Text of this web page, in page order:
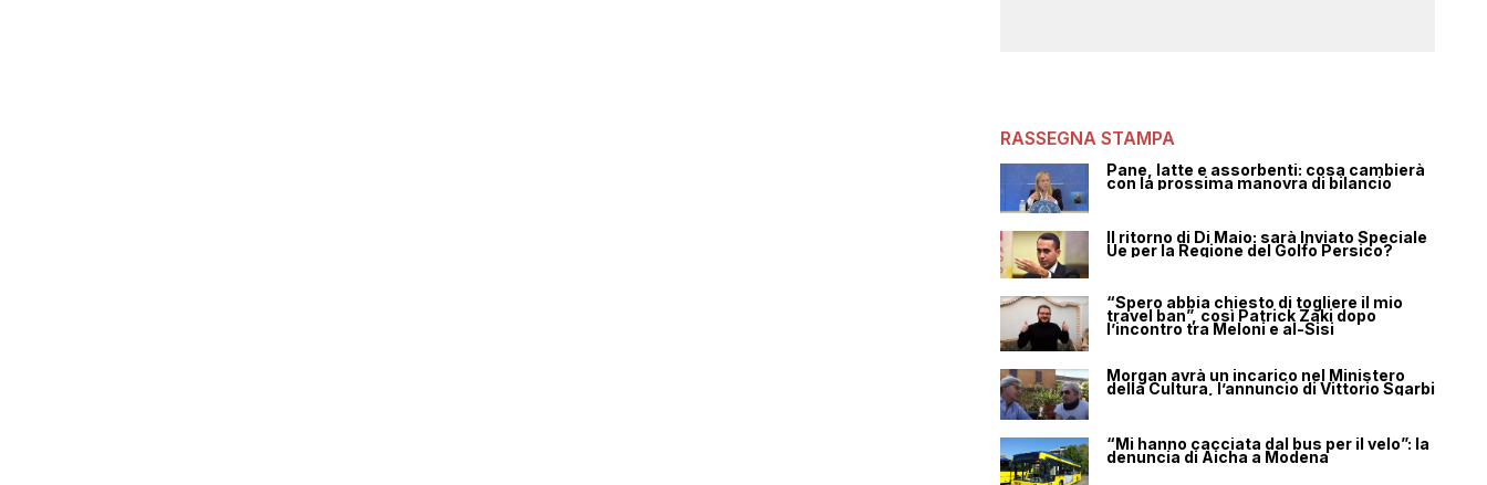
RASSEGNA STAMPA
Pane, latte e assorbenti: cosa cambierà
con la prossima manovra di bilancio
Il ritorno di Di Maio: sarà Inviato Speciale
Ue per la Regione del Golfo Persico?
“Spero abbia chiesto di togliere il mio
travel ban”, così Patrick Zaki dopo
l’incontro tra Meloni e al-Sisi
Morgan avrà un incarico nel Ministero
della Cultura, l’annuncio di Vittorio Sgarbi
“Mi hanno cacciata dal bus per il velo”: la
denuncia di Aicha a Modena